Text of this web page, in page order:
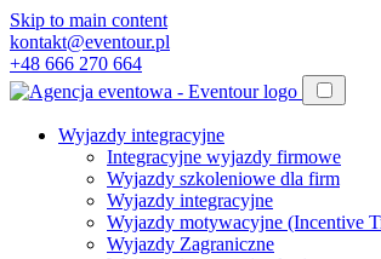
Skip to main content
kontakt@eventour.pl
+48 666 270 664
Wyjazdy integracyjne
Integracyjne wyjazdy firmowe
Wyjazdy szkoleniowe dla firm
Wyjazdy integracyjne
Wyjazdy motywacyjne (Incentive
Wyjazdy Zagraniczne